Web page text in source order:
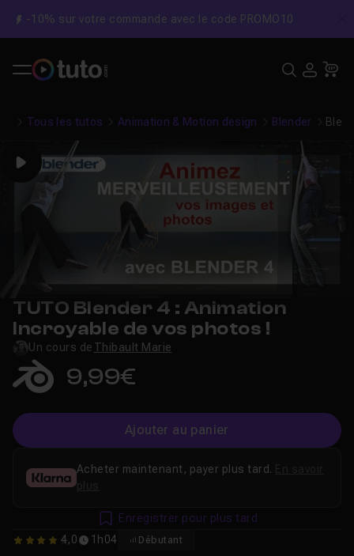
-10% sur votre commande avec le code PROMO10
Tous les tutos Animation & Motion design Blender
Play
TUTO Blender 4 : Animation
Incroyable de vos photos !
Un cours de Thibault Marie
9,99€
Ajouter au panier
4 4,0 1h04 Débutant
Acheter maintenant, payer plus tard.
plus
Enregistrer pour plus tard